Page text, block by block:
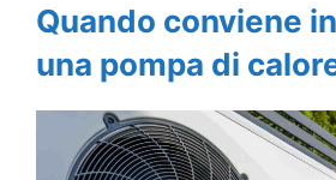
Quando conviene
una pompa di